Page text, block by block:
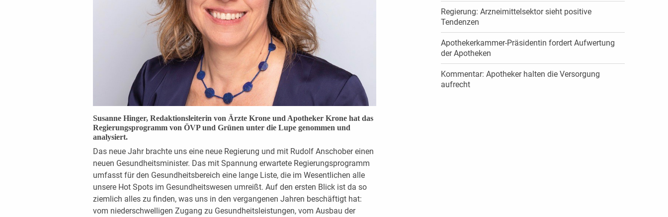
Susanne Hinger, Redaktionsleiterin von Ärzte Krone und Apotheker Krone hat das
Regierungsprogramm von ÖVP und Grünen unter die Lupe genommen und
analysiert.
Das neue Jahr brachte uns eine neue Regierung und mit Rudolf Anschober einen
neuen Gesundheitsminister. Das mit Spannung erwartete Regierungsprogramm
umfasst für den Gesundheitsbereich eine lange Liste, die im Wesentlichen alle
unsere Hot Spots im Gesundheitswesen umreißt. Auf den ersten Blick ist da so
ziemlich alles zu finden, was uns in den vergangenen Jahren beschäftigt hat:
vom niederschwelligen Zugang zu Gesundheitsleistungen, vom Ausbau der
Regierung: Arzneimittelsektor sieht positive
Tendenzen
Apothekerkammer-Präsidentin fordert Aufwertung
der Apotheken
Kommentar: Apotheker halten die Versorgung
aufrecht